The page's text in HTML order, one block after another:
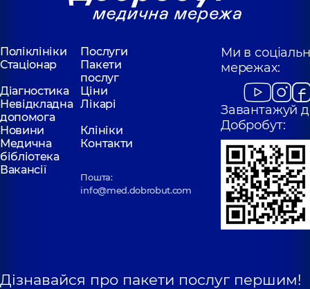
Поліклініки
Послуги
Стаціонар
Пакети
послуг
Діагностика
Ціни
Невідкладна
допомога
Лікарі
Новини
Клініки
Медична
бібліотека
Контакти
Вакансії
Пошта:
info@med.dobrobut.com
Ми в
мережах:
Завантажуй
Добробут:
Дізнавайся про пакети послуг першим!